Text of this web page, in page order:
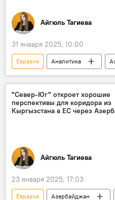
Айгюль Тагиева
31 января 2025, 10:00
Евразия Аналитика
Центральная Азия
Китай
"зеленая энергетика"
Товарооборот
"Север-Юг" откроет хорошие
перспективы для коридора из
Кыргызстана в ЕС через
Айгюль Тагиева
23 января 2025, 17:03
Евразия Азербайджан